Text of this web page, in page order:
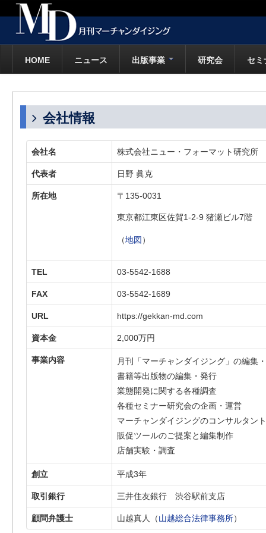
HOME ニュース 出版事業 研究会 セミ
会社情報
会社名 株式会社ニュー・フォーマット研究所
代表者 日野 眞克
所在地 〒135-0031
東京都江東区佐賀1-2-9 猪瀬ビル7階
（地図 ）
TEL 03-5542-1688
FAX 03-5542-1689
URL https://gekkan-md.com
資本金 2,000万円
事業内容
月刊「マーチャンダイジング」の編集
書籍等出版物の編集・発行
業態開発に関する各種調査
各種セミナー研究会の企画・運営
マーチャンダイジングのコンサルタント
販促ツールのご提案と編集制作
店舗実験・調査
創立 平成3年
取引銀行 三井住友銀行 渋谷駅前支店
顧問弁護士 山越真人（山越総合法律事務所）